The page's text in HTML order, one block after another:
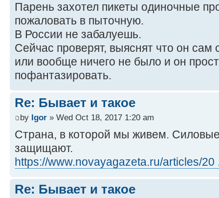
Парень захотел пикеты одиночные
пожаловать в пыточную.
В России не забалуешь.
Сейчас проверят, выяснят что он сам
или вообще ничего не было и он
пофантазировать.
Re: Бывает и такое
by Igor » Wed Oct 18, 2017 1:20 am
Страна, в которой мы живем.
защищают.
https://www.novayagazeta.ru/articles/20
Re: Бывает и такое